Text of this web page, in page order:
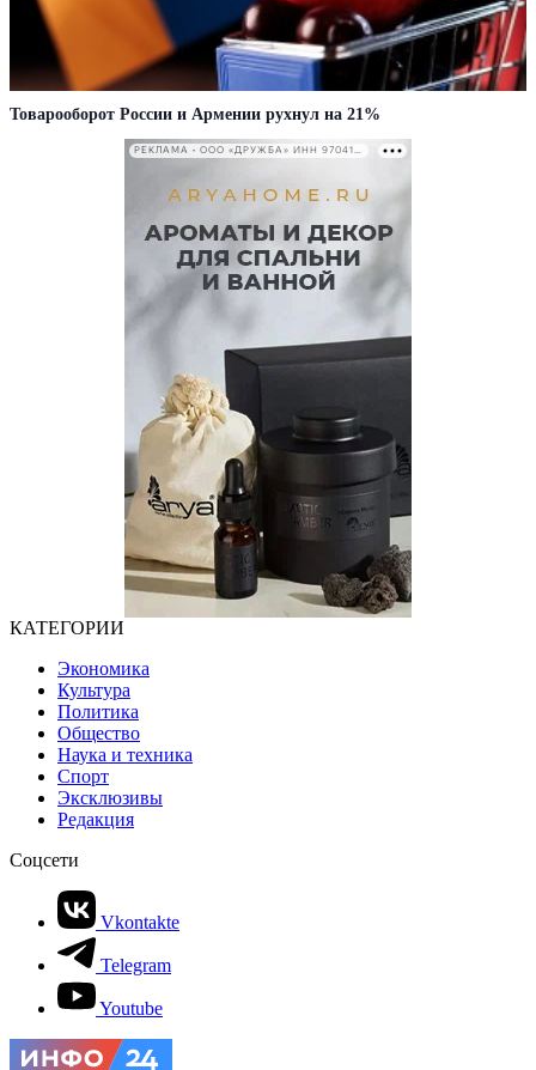
Товарооборот России и Армении рухнул на 21%
РЕКЛАМА • ООО «ДРУЖБА» ИНН 9704146411
КАТЕГОРИИ
Экономика
Культура
Политика
Общество
Наука и техника
Спорт
Эксклюзивы
Редакция
Соцсети
Vkontakte
Telegram
Youtube